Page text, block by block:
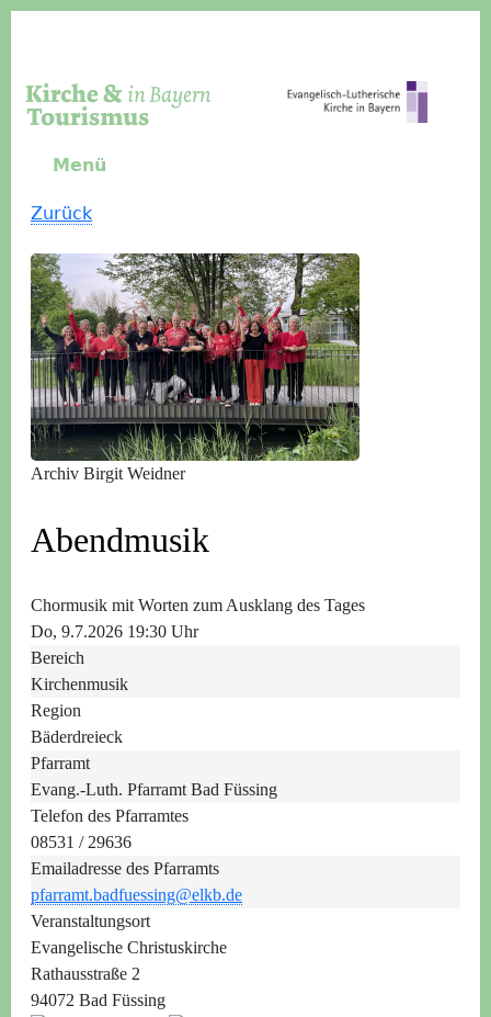
Menü
Zurück
Archiv Birgit Weidner
Abendmusik
Chormusik mit Worten zum Ausklang des Tages
Do, 9.7.2026 19:30 Uhr
Bereich
Kirchenmusik
Region
Bäderdreieck
Pfarramt
Evang.-Luth. Pfarramt Bad Füssing
Telefon des Pfarramtes
08531 / 29636
Emailadresse des Pfarramts
pfarramt.badfuessing@elkb.de
Veranstaltungsort
Evangelische Christuskirche
Rathausstraße 2
94072 Bad Füssing